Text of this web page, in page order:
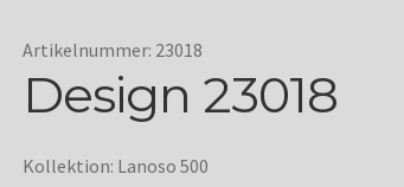
Artikelnummer: 23018
Design 23018
Kollektion: Lanoso 500